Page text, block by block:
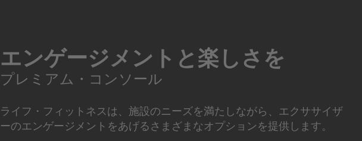
エンゲージメントと楽しさを
プレミアム・コンソール
ライフ・フィットネスは、施設のニーズを満たしながら、エクササイザ
ーのエンゲージメントをあげるさまざまなオプションを提供します。